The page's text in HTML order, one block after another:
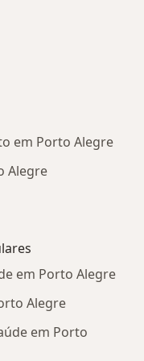
em Porto Alegre
Alegre
em Porto Alegre
Alegre
em Porto